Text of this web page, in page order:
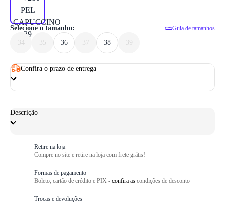
Selecione o tamanho: Guia de tamanhos
34 35 36 37 38 39
Confira o prazo de entrega
Descrição
Retire na loja
Compre no site e retire na loja com frete grátis!
Formas de pagamento
Boleto, cartão de crédito e PIX - confira as condições de desconto
Trocas e devoluções